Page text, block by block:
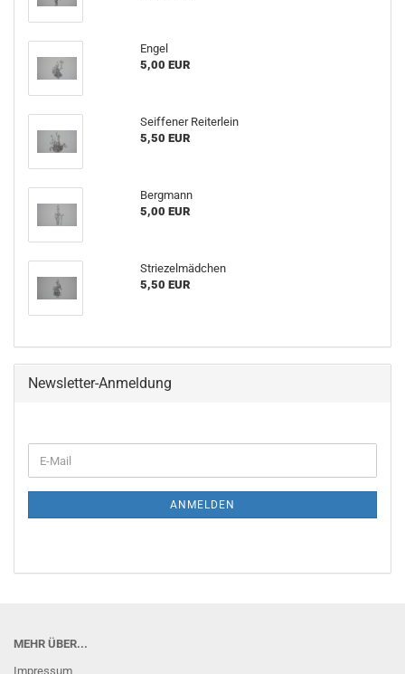
Engel
5,00 EUR
Seiffener Reiterlein
5,50 EUR
Bergmann
5,00 EUR
Striezelmädchen
5,50 EUR
Newsletter-Anmeldung
E-
Mail
ANMELDEN
MEHR ÜBER...
Impressum